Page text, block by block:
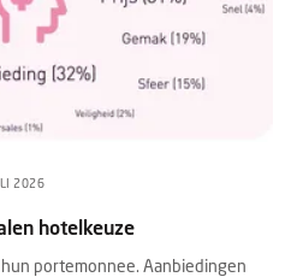
2026
hotelkeuze
portemonnee. Aanbiedingen